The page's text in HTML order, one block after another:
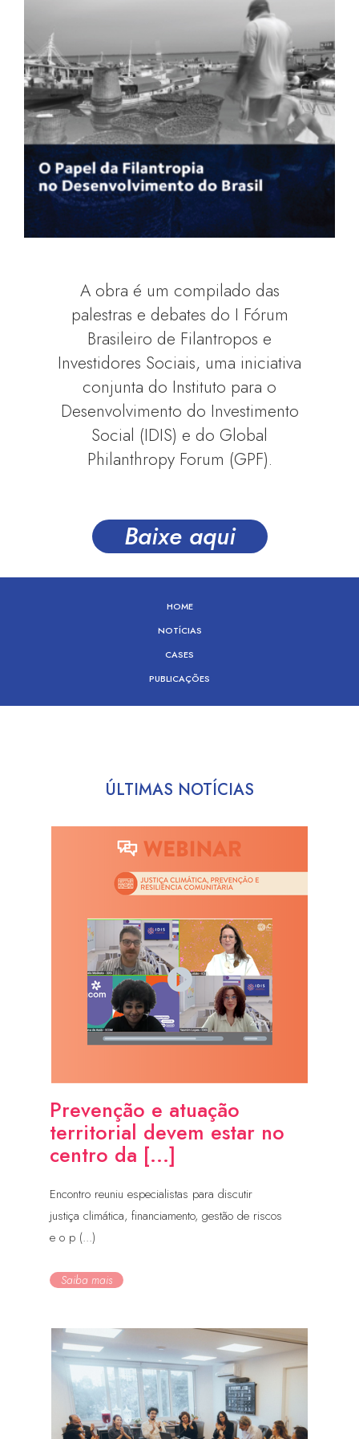
A obra é um compilado das
palestras e debates do I Fórum
Brasileiro de Filantropos e
Investidores Sociais, uma iniciativa
conjunta do Instituto para o
Desenvolvimento do Investimento
Social (IDIS) e do Global
Philanthropy Forum (GPF).
Baixe aqui
HOME
NOTÍCIAS
CASES
PUBLICAÇÕES
ÚLTIMAS NOTÍCIAS
Prevenção e atuação
territorial devem estar no
centro da [...]
Encontro reuniu especialistas para discutir
justiça climática, financiamento, gestão de riscos
e o p (...)
Saiba mais